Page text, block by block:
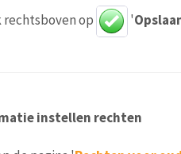
rechtsboven op '
instellen rechten